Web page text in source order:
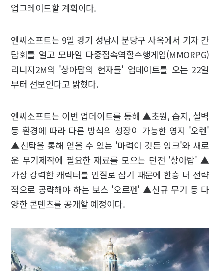
업그레이드할 계획이다.
엔씨소프트는 9일 경기 성남시 분당구 사옥에서 기자 간
담회를 열고 모바일 다중접속역할수행게임(MMORPG)
리니지2M의 '상아탑의 현자들' 업데이트를 오는 22일
부터 선보인다고 밝혔다.
엔씨소프트는 이번 업데이트를 통해 ▲초원, 습지, 설벽
등 환경에 따라 다른 방식의 성장이 가능한 영지 '오렌'
▲신탁을 통해 얻을 수 있는 '마력이 깃든 잉크'와 새로
운 무기제작에 필요한 재료를 모으는 던전 '상아탑' ▲
가장 강력한 캐릭터를 인질로 잡기 때문에 한층 더 전략
적으로 공략해야 하는 보스 '오르펜' ▲신규 무기 등 다
양한 콘텐츠를 공개할 예정이다.